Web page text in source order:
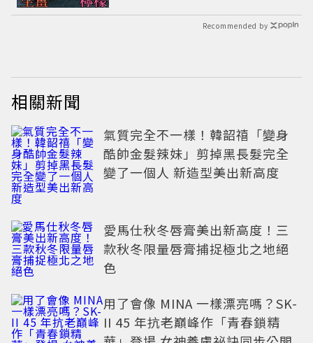
Recommended by
相關新聞
氣質完全不一樣！韓韶禧「變身
酷帥金髮辣妹」剪掉黑長髮完全
變了一個人 新造型美出新高度
愛馬仕秋冬唇膏美出新高度！三
款秋冬限量唇膏捕捉極北之地絕
色
用了會像 MINA 一樣漂亮嗎？SK-
II 45 年抗老巔峰作「青春鎖精